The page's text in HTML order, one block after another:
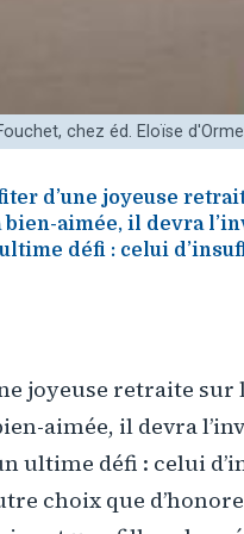
chez éd. Eloïse
d’une joyeuse
aimée, il devra
défi : celui
joyeuse retraite sur
aimée, il devra
ultime défi : celui
choix que